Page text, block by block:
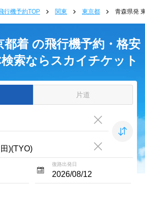
行機予約TOP 関東 東京都 青森県発
都着 の飛行機予約・格安
索ならスカイチケット
片道
復路出発日